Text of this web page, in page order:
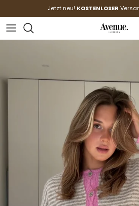
Direkt zum InhaltJetzt neu! KOSTENLOSER